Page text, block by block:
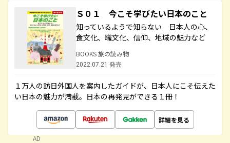
Ｓ０１ 今こそ学びたい日本のこと
知っているようで知らない 日本人の心、
食文化、職文化、信仰、地域の魅力など
BOOKS 旅の読み物
2022.07.21 発売
１万人の訪日外国人を案内したガイドが、日本人にこそ伝えた
い日本の魅力が満載。日本の再発見ができる１冊！
詳細を見る
AD